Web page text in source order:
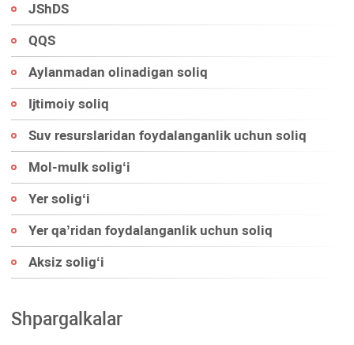
JShDS
QQS
Aylanmadan olinadigan soliq
Ijtimoiy soliq
Suv resurslaridan foydalanganlik uchun soliq
Mol-mulk soligʻi
Yer soligʻi
Yer qa’ridan foydalanganlik uchun soliq
Aksiz soligʻi
Shpargalkalar